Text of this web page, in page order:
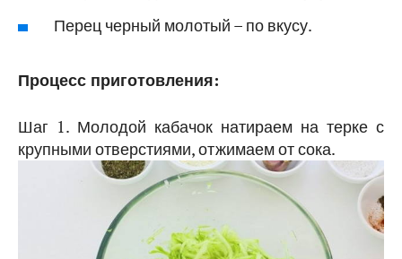
Перец черный молотый – по вкусу.
Процесс приготовления:
Шаг 1. Молодой кабачок натираем на терке с
крупными отверстиями, отжимаем от сока.